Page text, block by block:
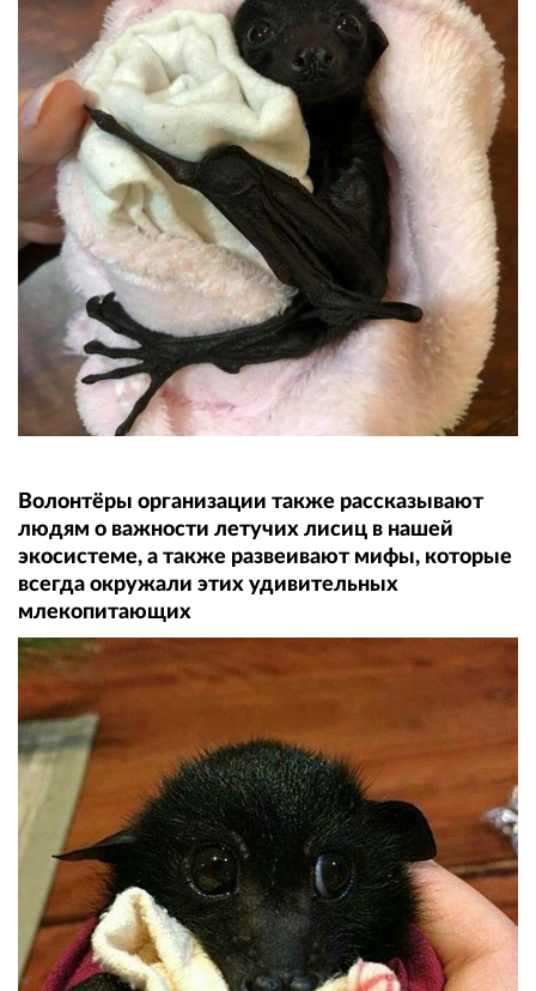
Волонтёры организации также рассказывают
людям о важности летучих лисиц в нашей
экосистеме, а также развеивают мифы, которые
всегда окружали этих удивительных
млекопитающих